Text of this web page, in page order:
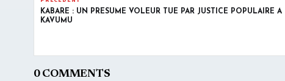
KABARE : UN PRÉSUMÉ VOLEUR TUÉ PAR JUSTICE POPULAIRE À
KAVUMU
0 COMMENTS